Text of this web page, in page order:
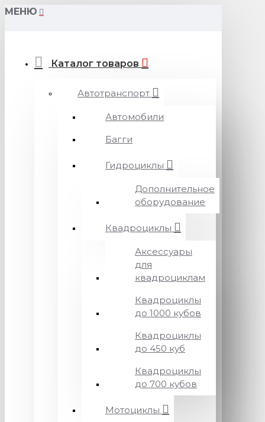
МЕНЮ
Каталог товаров
Автотранспорт
Автомобили
Багги
Гидроциклы
Дополнительное
оборудование
Квадроциклы
Аксессуары
для
квадроциклам
Квадроциклы
до 1000 кубов
Квадроциклы
до 450 куб
Квадроциклы
до 700 кубов
Мотоциклы